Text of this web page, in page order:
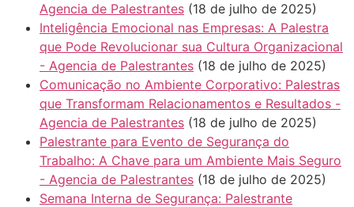
Agencia de Palestrantes (18 de julho de 2025)
Inteligência Emocional nas Empresas: A Palestra
que Pode Revolucionar sua Cultura Organizacional
- Agencia de Palestrantes (18 de julho de 2025)
Comunicação no Ambiente Corporativo: Palestras
que Transformam Relacionamentos e Resultados -
Agencia de Palestrantes (18 de julho de 2025)
Palestrante para Evento de Segurança do
Trabalho: A Chave para um Ambiente Mais Seguro
- Agencia de Palestrantes (18 de julho de 2025)
Semana Interna de Segurança: Palestrante